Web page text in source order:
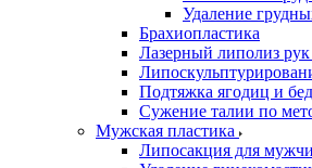
Удаление
Брахиопластика
Лазерный липолиз
Подтяжка ягодиц и
Сужение талии по
Мужская пластика
Липосакция для